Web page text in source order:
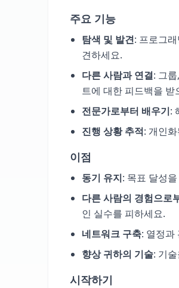
주요 기능
탐색 및 발견: 프로그
견하세요.
다른 사람과 연결: 그
트에 대한 피드백을 받
전문가로부터 배우기:
진행 상황 추적: 개인
이점
동기 유지: 목표 달성
다른 사람의 경험으로
인 실수를 피하세요.
네트워크 구축: 열정과
향상 귀하의 기술: 기
시작하기